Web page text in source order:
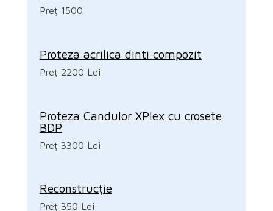
Preț 1500
Proteza acrilica dinti compozit
Preț 2200 Lei
Proteza Candulor XPlex cu crosete
BDP
Preț 3300 Lei
Reconstrucție
Preț 350 Lei